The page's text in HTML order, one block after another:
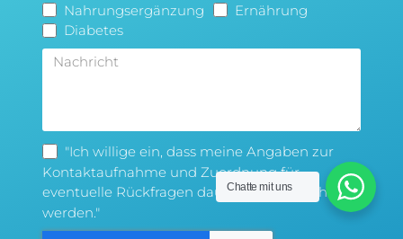
Nahrungsergänzung
Ernährung
Diabetes
"Ich willige ein, dass meine Angaben zur
Kontaktaufnahme und Zuordnung für
eventuelle Rückfragen dauerhaft gespeichert
werden."
Chatte mit uns